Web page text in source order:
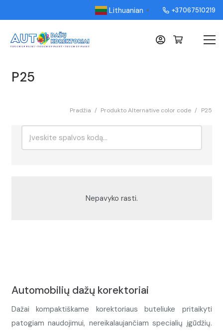
Lithuanian ▼ +37067510219
P25
Pradžia / Produkto Alternative color code / P25
Nepavyko rasti.
Automobilių dažų korektoriai
Dažai kompaktiškame korektoriaus buteliuke pritaikyti
patogiam naudojimui, nereikalaujančiam specialių įgūdžių.